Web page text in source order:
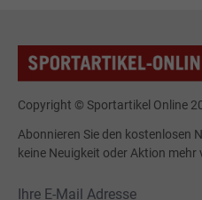
Copyright © Sportartikel Online
Abonnieren Sie den kostenlosen
keine Neuigkeit oder Aktion